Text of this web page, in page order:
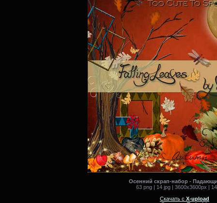
Осенний скрап-набор -
63 png | 14 jpg | 3600x3600px |
Скачать с X-upload